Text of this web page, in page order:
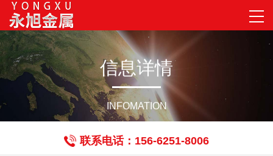
信息详情
INFOMATION
联系电话：156-6251-8006